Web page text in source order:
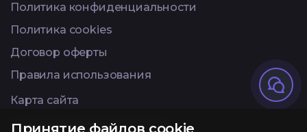
Политика конфиденциальности
Политика cookies
Договор оферты
Правила использования
Карта сайта
Available on Telegram
Принятие файлов cookie